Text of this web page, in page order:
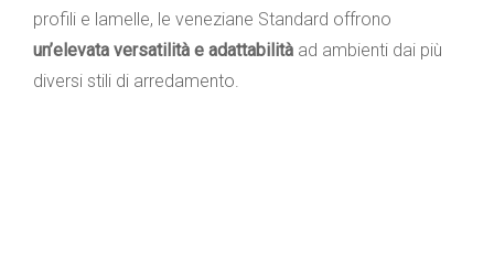
profili e lamelle, le veneziane Standard offrono
un’elevata versatilità e adattabilità ad ambienti dai più
diversi stili di arredamento.